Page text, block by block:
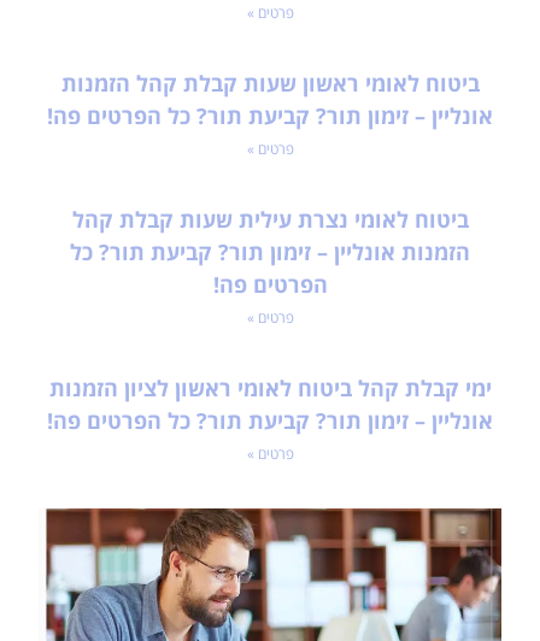
פרטים »
ביטוח לאומי ראשון שעות קבלת קהל הזמנות
אונליין – זימון תור? קביעת תור? כל הפרטים פה!
פרטים »
ביטוח לאומי נצרת עילית שעות קבלת קהל
הזמנות אונליין – זימון תור? קביעת תור? כל
הפרטים פה!
פרטים »
ימי קבלת קהל ביטוח לאומי ראשון לציון הזמנות
אונליין – זימון תור? קביעת תור? כל הפרטים פה!
פרטים »